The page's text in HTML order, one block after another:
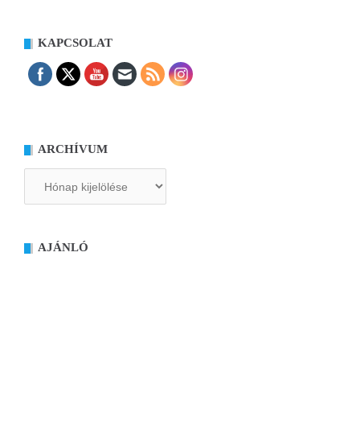
KAPCSOLAT
ARCHÍVUM
AJÁNLÓ